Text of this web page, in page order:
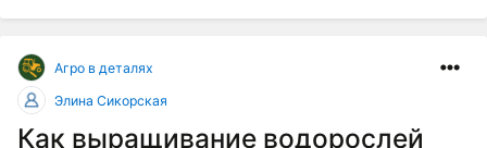
Агро в деталях
Элина Сикорская
Как выращивание водорослей